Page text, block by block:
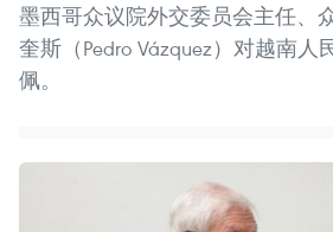
墨西哥众议院外交委员会主任、
奎斯（Pedro Vázquez）对越南
佩。